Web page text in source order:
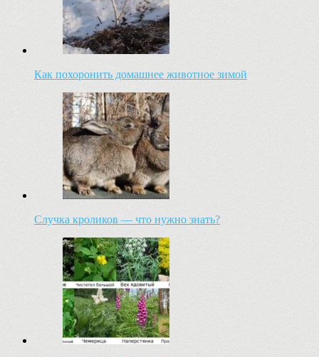
Как похоронить домашнее животное зимой
Случка кроликов — что нужно знать?